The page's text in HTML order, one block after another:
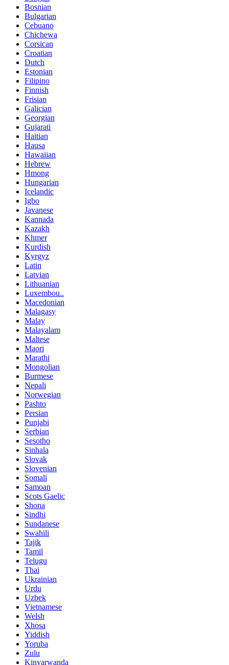
Bosnian
Bulgarian
Cebuano
Chichewa
Corsican
Croatian
Dutch
Estonian
Filipino
Finnish
Frisian
Galician
Georgian
Gujarati
Haitian
Hausa
Hawaiian
Hebrew
Hmong
Hungarian
Icelandic
Igbo
Javanese
Kannada
Kazakh
Khmer
Kurdish
Kyrgyz
Latin
Latvian
Lithuanian
Luxembou..
Macedonian
Malagasy
Malay
Malayalam
Maltese
Maori
Marathi
Mongolian
Burmese
Nepali
Norwegian
Pashto
Persian
Punjabi
Serbian
Sesotho
Sinhala
Slovak
Slovenian
Somali
Samoan
Scots Gaelic
Shona
Sindhi
Sundanese
Swahili
Tajik
Tamil
Telugu
Thai
Ukrainian
Urdu
Uzbek
Vietnamese
Welsh
Xhosa
Yiddish
Yoruba
Zulu
Kinyarwanda